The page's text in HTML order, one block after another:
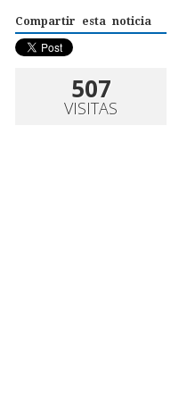
Compartir esta noticia
507
VISITAS